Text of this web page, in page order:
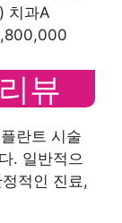
치과A
뷰
란트 시술
. 일반적으
적인 진료,